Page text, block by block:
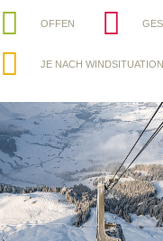
OFFEN
JE NACH WINDSITUATION